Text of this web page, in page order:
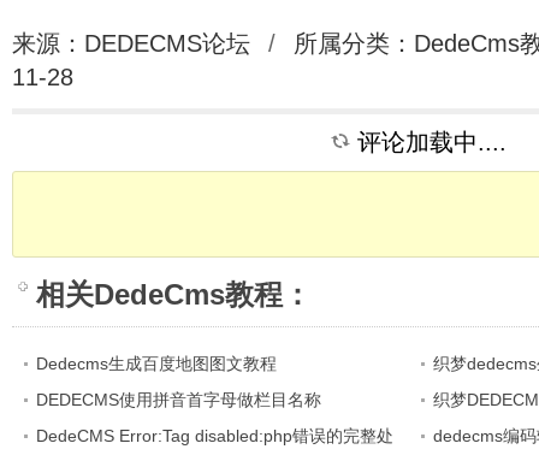
来源：DEDECMS论坛 / 所属分类： DedeCms
11-28
评论加载中....
相关DedeCms教程 ：
Dedecms生成百度地图图文教程
织梦
DEDECMS使用拼音首字母做栏目名称
织梦
选
DedeCMS Error:Tag disabled:php错误的完整处
dedecms编